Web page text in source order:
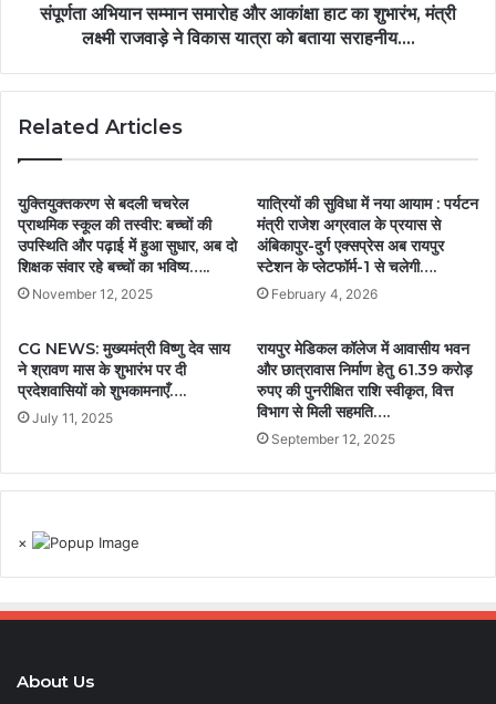
संपूर्णता अभियान सम्मान समारोह और आकांक्षा हाट का शुभारंभ, मंत्री
लक्ष्मी राजवाड़े ने विकास यात्रा को बताया सराहनीय….
Related Articles
युक्तियुक्तकरण से बदली चचरेल
प्राथमिक स्कूल की तस्वीर: बच्चों की
उपस्थिति और पढ़ाई में हुआ सुधार, अब दो
शिक्षक संवार रहे बच्चों का भविष्य…..
November 12, 2025
यात्रियों की सुविधा में नया आयाम : पर्यटन
मंत्री राजेश अग्रवाल के प्रयास से
अंबिकापुर-दुर्ग एक्सप्रेस अब रायपुर
स्टेशन के प्लेटफॉर्म-1 से चलेगी….
February 4, 2026
CG NEWS: मुख्यमंत्री विष्णु देव साय
ने श्रावण मास के शुभारंभ पर दी
प्रदेशवासियों को शुभकामनाएँ….
July 11, 2025
रायपुर मेडिकल कॉलेज में आवासीय भवन
और छात्रावास निर्माण हेतु 61.39 करोड़
रुपए की पुनरीक्षित राशि स्वीकृत, वित्त
विभाग से मिली सहमति….
September 12, 2025
×
About Us